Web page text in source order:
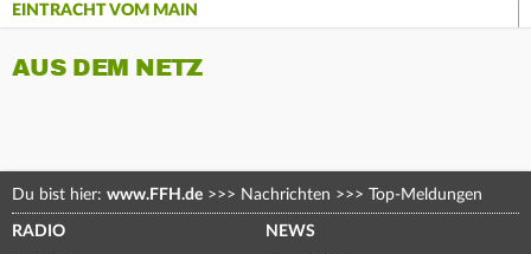
EINTRACHT VOM MAIN
AUS DEM NETZ
Du bist hier: www.FFH.de >>> Nachrichten >>> Top-Meldungen
RADIO NEWS